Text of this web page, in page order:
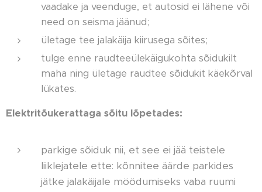
vaadake ja veenduge, et autosid ei lähene või
need on seisma jäänud;
ületage tee jalakäija kiirusega sõites;
tulge enne raudteeülekäigukohta sõidukilt
maha ning ületage raudtee sõidukit käekõrval
lükates.
Elektritõukerattaga sõitu lõpetades:
parkige sõiduk nii, et see ei jää teistele
liiklejatele ette: kõnnitee äärde parkides
jätke jalakäijale möödumiseks vaba ruumi